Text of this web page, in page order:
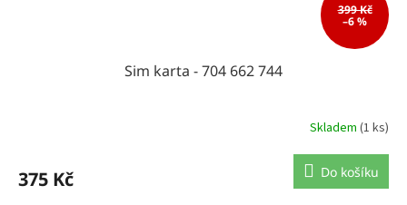
399 Kč
–6 %
Sim karta - 704 662 744
Skladem (1 ks)
375 Kč Do košíku